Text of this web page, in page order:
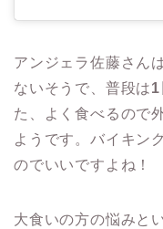
アンジェラ佐藤さん
ないそうで、普段は1
た、よく食べるので
ようです。バイキン
のでいいですよね！
大食いの方の悩みと